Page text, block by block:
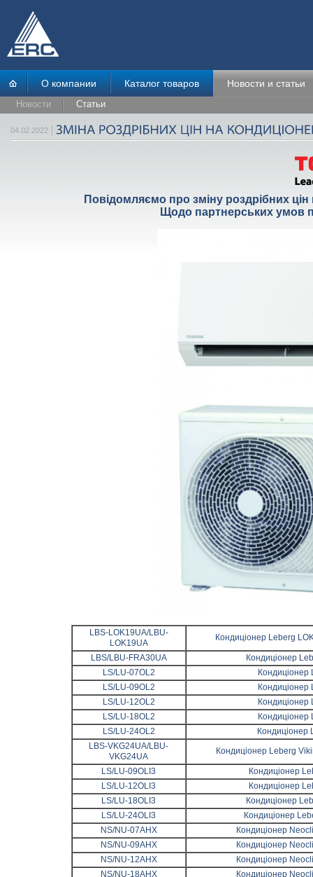
О компании Каталог товаров Новости и статьи
Новости Статьи
04.02.2022
Повідомляємо про зміну роздрібних
Щодо партнерських умов
LBS-LOK19UA/LBU-
LOK19UA
Кондиціонер Leberg
LBS/LBU-FRA30UA
Кондиціонер
LS/LU-07OL2
LS/LU-09OL2
LS/LU-12OL2
LS/LU-18OL2
LS/LU-24OL2
Кондиціонер
LBS-VKG24UA/LBU-
VKG24UA
Кондиціонер Leberg
LS/LU-09OLI3
Кондиціонер
LS/LU-12OLI3
Кондиціонер
LS/LU-18OLI3
Кондиціонер
LS/LU-24OLI3
Кондиціонер
NS/NU-07AHX
Кондиціонер
NS/NU-09AHX
Кондиціонер
NS/NU-12AHX
Кондиціонер
NS/NU-18AHX
Кондиціонер